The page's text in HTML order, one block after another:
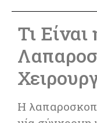
Τι Είναι
Η